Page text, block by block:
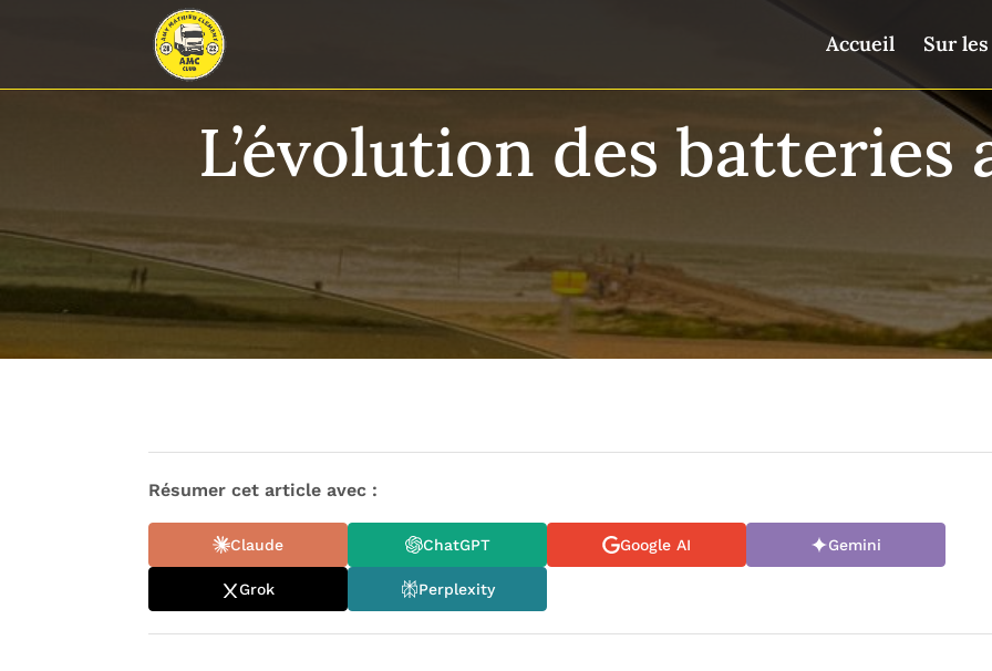
Accueil Sur
L’évolution des
Résumer cet article avec :
Claude ChatGPT Google AI Gemini
Grok Perplexity